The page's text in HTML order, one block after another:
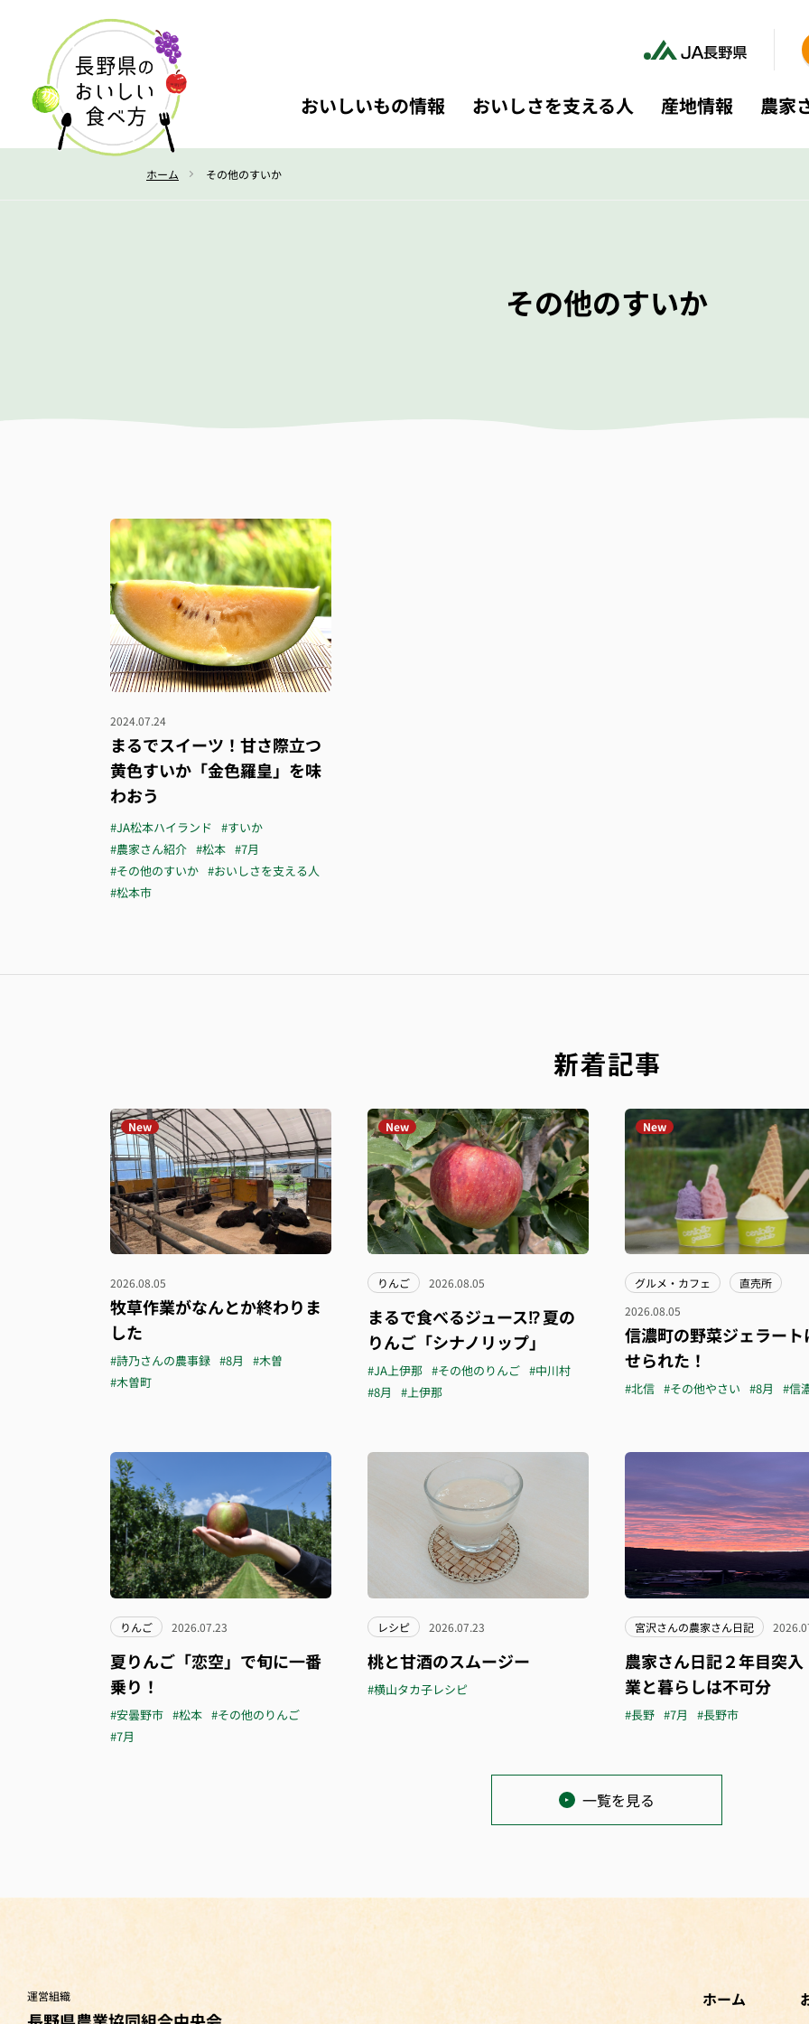
おいしいもの情報 おいしさを支える人 産地情報 農家
ホーム その他のすいか
その他のすいか
2024.07.24
まるでスイーツ！甘さ際立つ
黄色すいか「金色羅皇」を味
わおう
#JA松本ハイランド #すいか
#農家さん紹介 #松本 #7月
#その他のすいか #おいしさを支える人
#松本市
新着記事
New
2026.08.05
牧草作業がなんとか終わりま
した
#詩乃さんの農事録 #8月
#木曽
#木曽町
New
りんご 2026.08.05
まるで食べるジュース⁉︎ 夏の
りんご「シナノリップ」
#JA上伊那 #その他のりんご #中川村
#8月
#上伊那
New
グルメ・カフェ
直売所
2026.08.05
信濃町の野菜ジェラート
せられた！
#北信 #その他やさい #8月 #信
りんご 2026.07.23
夏りんご「恋空」で旬に一番
乗り！
#安曇野市 #松本 #その他のりんご
#7月
レシピ 2026.07.23
桃と甘酒のスムージー
#横山タカ子レシピ
宮沢さんの農家さん日記
農家さん日記２年目突入
業と暮らしは不可分
#長野 #7月 #長野市
一覧を見る
運営組織 ホーム